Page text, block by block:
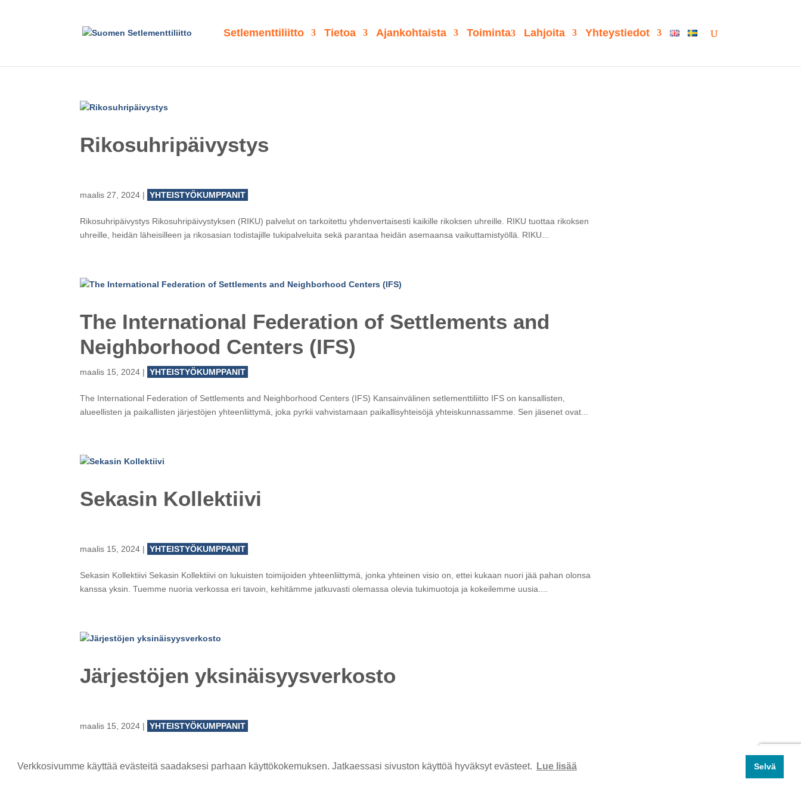
Verkkosivumme käyttää evästeitä saadaksesi parhaan käyttökokemuksen. Jatkaessasi sivuston käyttöä hyväksyt evästeet. Lue lisää Selvä
Setlementtiliitto Tietoa Ajankohtaista Toiminta Lahjoita Yhteystiedot
Rikosuhripäivystys
maalis 27, 2024 | YHTEISTYÖKUMPPANIT
Rikosuhripäivystys Rikosuhripäivystyksen (RIKU) palvelut on tarkoitettu yhdenvertaisesti kaikille rikoksen uhreille. RIKU tuottaa rikoksen
uhreille, heidän läheisilleen ja rikosasian todistajille tukipalveluita sekä parantaa heidän asemaansa vaikuttamistyöllä. RIKU...
The International Federation of Settlements and
Neighborhood Centers (IFS)
maalis 15, 2024 | YHTEISTYÖKUMPPANIT
The International Federation of Settlements and Neighborhood Centers (IFS) Kansainvälinen setlementtiliitto IFS on kansallisten,
alueellisten ja paikallisten järjestöjen yhteenliittymä, joka pyrkii vahvistamaan paikallisyhteisöjä yhteiskunnassamme. Sen jäsenet ovat...
Sekasin Kollektiivi
maalis 15, 2024 | YHTEISTYÖKUMPPANIT
Sekasin Kollektiivi Sekasin Kollektiivi on lukuisten toimijoiden yhteenliittymä, jonka yhteinen visio on, ettei kukaan nuori jää pahan olonsa
kanssa yksin. Tuemme nuoria verkossa eri tavoin, kehitämme jatkuvasti olemassa olevia tukimuotoja ja kokeilemme uusia....
Järjestöjen yksinäisyysverkosto
maalis 15, 2024 | YHTEISTYÖKUMPPANIT
käyttöön osaksi ihmisten arkea. Järjestöjen yksinäisyysverkoston työ keskittyy yksinäisyyteen yhteiskunnallisena ilmiönä ja sitä...